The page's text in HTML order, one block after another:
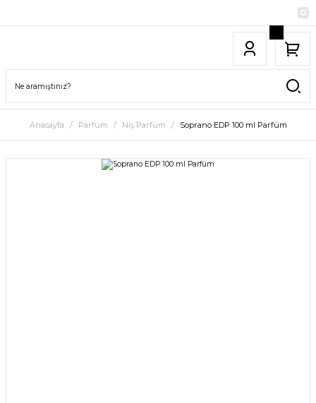
Anasayfa Parfüm Niş Parfüm Soprano EDP 100 ml Parfüm